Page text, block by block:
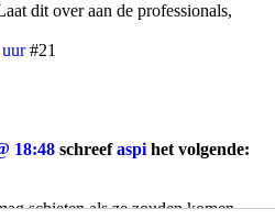
dit over aan de professionals,
#21
18:48 schreefaspi het volgende:
schieten als ze zouden komen